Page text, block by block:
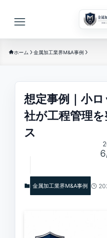
ホーム 金属加工業界M&A事例
想定事例｜小
社が工程管理
ス
金属加工業界M&A事例